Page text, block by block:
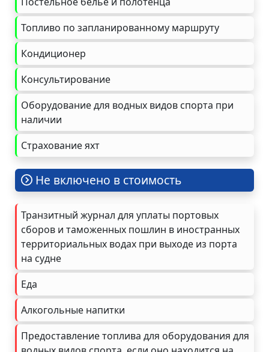
Топливо по запланированному маршруту
Кондиционер
Консультирование
Оборудование для водных видов спорта при
наличии
Страхование яхт
Не включено в стоимость
Транзитный журнал для уплаты портовых
сборов и таможенных пошлин в иностранных
территориальных водах при выходе из порта
на судне
Еда
Алкогольные напитки
Предоставление топлива для оборудования для